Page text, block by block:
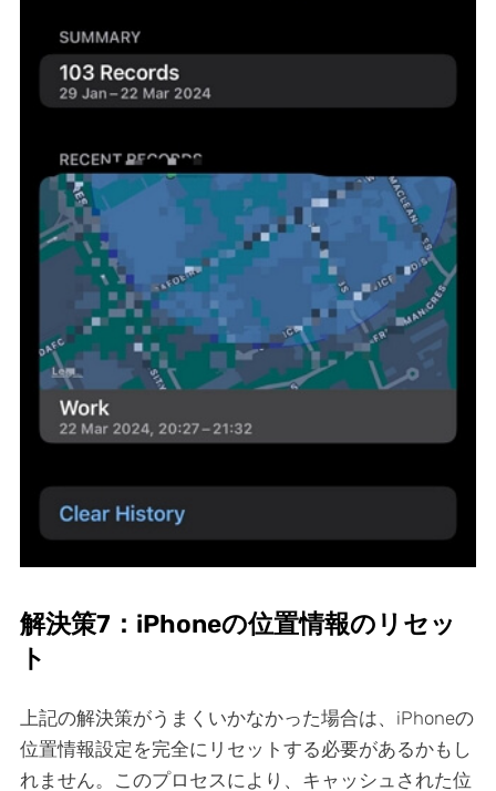
解決策7：iPhoneの位置情報のリセッ
ト
上記の解決策がうまくいかなかった場合は、iPhoneの
位置情報設定を完全にリセットする必要があるかもし
れません。このプロセスにより、キャッシュされた位